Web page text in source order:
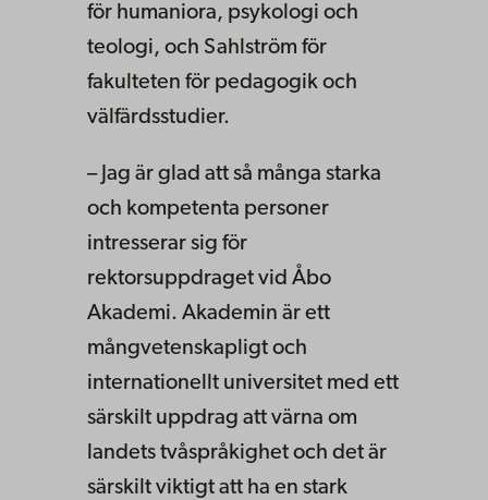
för humaniora, psykologi och
teologi, och Sahlström för
fakulteten för pedagogik och
välfärdsstudier.
– Jag är glad att så många starka
och kompetenta personer
intresserar sig för
rektorsuppdraget vid Åbo
Akademi. Akademin är ett
mångvetenskapligt och
internationellt universitet med ett
särskilt uppdrag att värna om
landets tvåspråkighet och det är
särskilt viktigt att ha en stark